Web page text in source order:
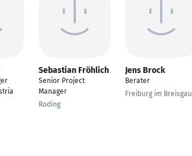
Sebastian Fröhlich
Senior Project
Manager
Roding
Jens Brock
Berater
Freiburg im Breisgau